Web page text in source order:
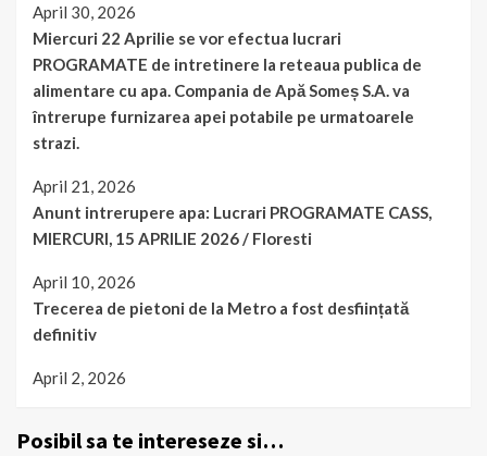
April 30, 2026
Miercuri 22 Aprilie se vor efectua lucrari
PROGRAMATE de intretinere la reteaua publica de
alimentare cu apa. Compania de Apă Someș S.A. va
întrerupe furnizarea apei potabile pe urmatoarele
strazi.
April 21, 2026
Anunt intrerupere apa: Lucrari PROGRAMATE CASS,
MIERCURI, 15 APRILIE 2026 / Floresti
April 10, 2026
Trecerea de pietoni de la Metro a fost desființată
definitiv
April 2, 2026
Posibil sa te intereseze si…